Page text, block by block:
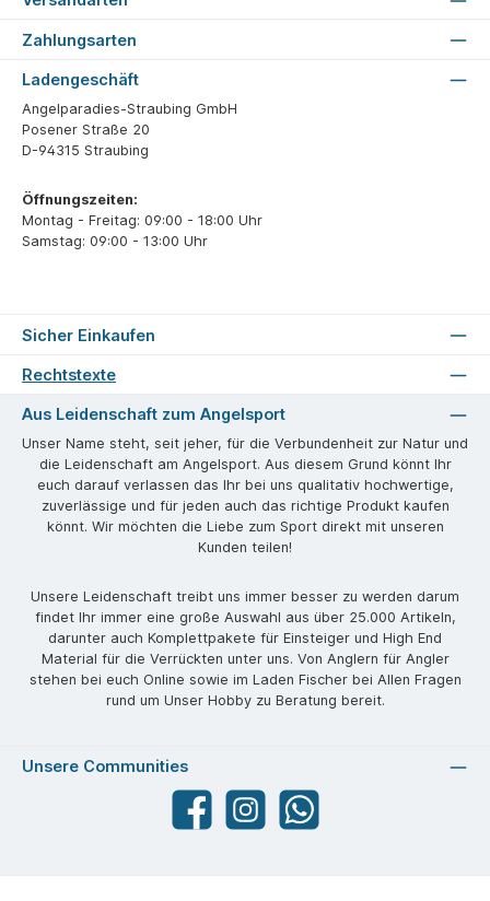
Zahlungsarten
Ladengeschäft
Angelparadies-Straubing GmbH
Posener Straße 20
D-94315 Straubing
Öffnungszeiten:
Montag - Freitag: 09:00 - 18:00 Uhr
Samstag: 09:00 - 13:00 Uhr
Sicher Einkaufen
Rechtstexte
Aus Leidenschaft zum Angelsport
Unser Name steht, seit jeher, für die Verbundenheit zur Natur und
die Leidenschaft am Angelsport. Aus diesem Grund könnt Ihr
euch darauf verlassen das Ihr bei uns qualitativ hochwertige,
zuverlässige und für jeden auch das richtige Produkt kaufen
könnt. Wir möchten die Liebe zum Sport direkt mit unseren
Kunden teilen!
Unsere Leidenschaft treibt uns immer besser zu werden darum
findet Ihr immer eine große Auswahl aus über 25.000 Artikeln,
darunter auch Komplettpakete für Einsteiger und High End
Material für die Verrückten unter uns. Von Anglern für Angler
stehen bei euch Online sowie im Laden Fischer bei Allen Fragen
rund um Unser Hobby zu Beratung bereit.
Unsere Communities
Facebook angelparadiesstraubing
WhatsApp